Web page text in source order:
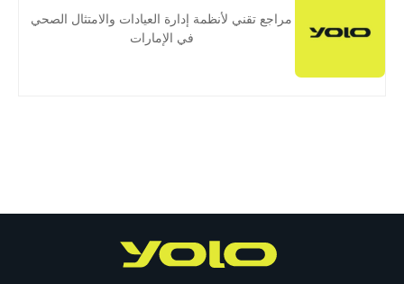
مراجع تقني لأنظمة إدارة العيادات والامتثال الصحي
في الإمارات